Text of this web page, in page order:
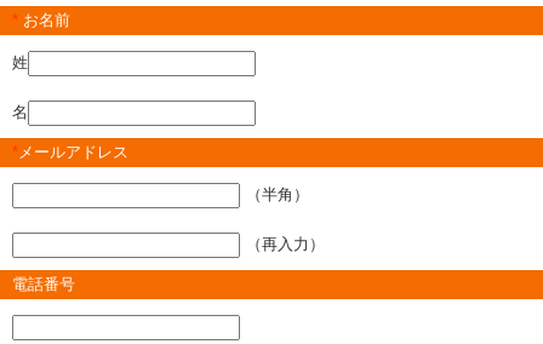
* お名前
姓
名
* メールアドレス
（半角）
（再入力）
電話番号